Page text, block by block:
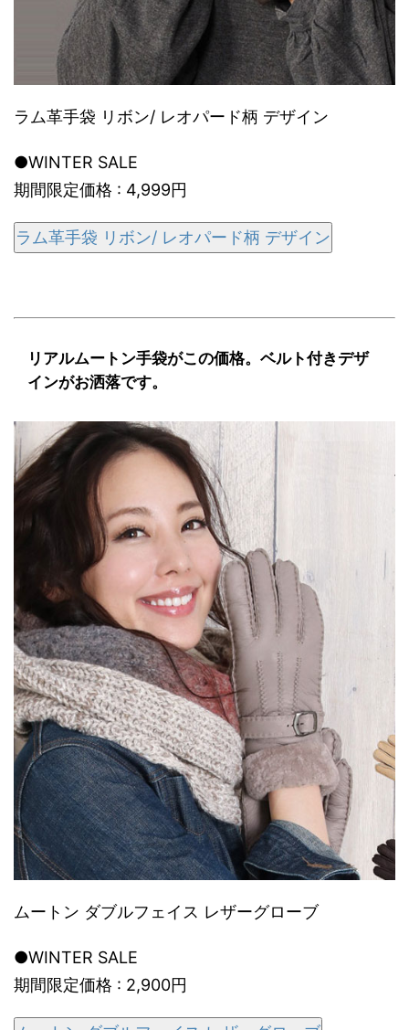
ラム革手袋 リボン/ レオパード柄 デザイン
●WINTER SALE
期間限定価格 : 4,999円
ラム革手袋 リボン/ レオパード柄 デザイン
リアルムートン手袋がこの価格。ベルト付きデザ
インがお洒落です。
ムートン ダブルフェイス レザーグローブ
●WINTER SALE
期間限定価格 : 2,900円